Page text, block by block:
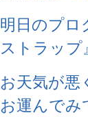
明日のプロ
ストラッ
お天気が悪
お運んでみ